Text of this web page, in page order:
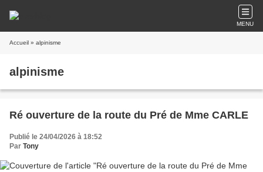
MENU
Accueil » alpinisme
alpinisme
Ré ouverture de la route du Pré de Mme CARLE
Publié le 24/04/2026 à 18:52
Par Tony